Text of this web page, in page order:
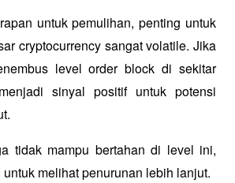
untuk pemulihan, penting untuk
cryptocurrency sangat volatile. Jika
level order block di sekitar
sinyal positif untuk potensi
tidak mampu bertahan di level ini,
melihat penurunan lebih lanjut.